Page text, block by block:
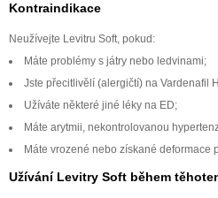
Kontraindikace
Neužívejte Levitru Soft, pokud:
Máte problémy s játry nebo ledvinami;
Jste přecitlivělí (alergičtí) na Vardenafil
Užíváte některé jiné léky na ED;
Máte arytmii, nekontrolovanou
Máte vrozené nebo získané deformace
Užívání Levitry Soft během